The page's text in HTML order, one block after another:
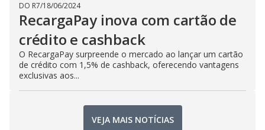
DO R7/18/06/2024
RecargaPay inova com cartão de
crédito e cashback
O RecargaPay surpreende o mercado ao lançar um cartão
de crédito com 1,5% de cashback, oferecendo vantagens
exclusivas aos...
VEJA MAIS NOTÍCIAS